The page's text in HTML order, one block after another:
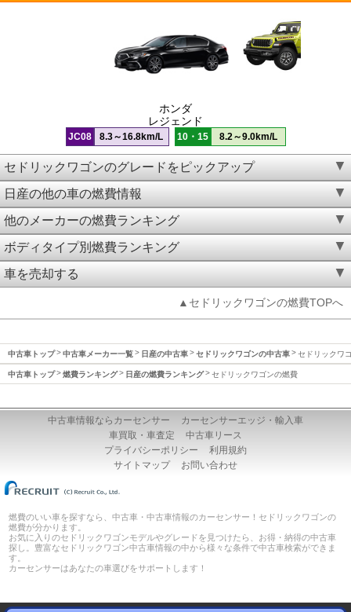
ホンダ
レジェンド
JC08 8.3～16.8km/L 10・15 8.2～9.0km/L
セドリックワゴンのグレードをピックアップ
日産の他の車の燃費情報
他のメーカーの燃費ランキング
ボディタイプ別燃費ランキング
車を売却する
▲セドリックワゴンの燃費TOPへ
中古車トップ 中古車メーカー一覧 日産の中古車 セドリックワゴンの中古車 セドリックワ
中古車トップ 燃費ランキング 日産の燃費ランキング セドリックワゴンの燃費
中古車情報ならカーセンサー
カーセンサーエッジ・輸入車
車買取・車査定
中古車リース
プライバシーポリシー
利用規約
サイトマップ
お問い合わせ
燃費のいい車を探すなら、中古車・中古車情報のカーセンサー！セドリックワゴンの
燃費が分かります。
お気に入りのセドリックワゴンモデルやグレードを見つけたら、お得・納得の中古車
探し。豊富なセドリックワゴン中古車情報の中から様々な条件で中古車検索ができま
す。
カーセンサーはあなたの車選びをサポートします！